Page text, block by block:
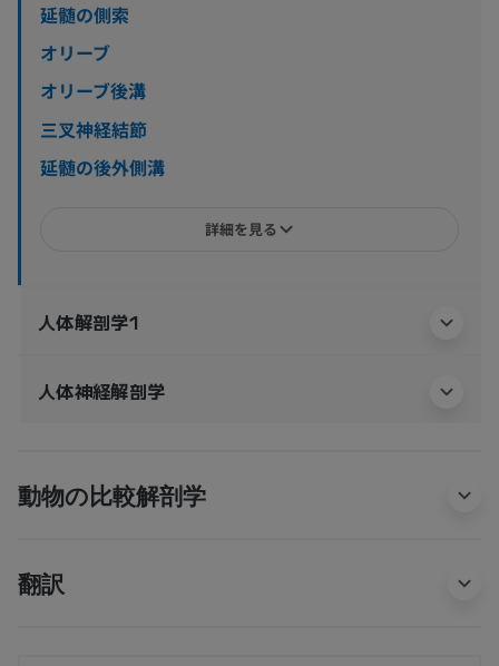
延髄の側索
オリーブ
オリーブ後溝
三叉神経結節
延髄の後外側溝
詳細を見る
人体解剖学1
人体神経解剖学
動物の比較解剖学
翻訳